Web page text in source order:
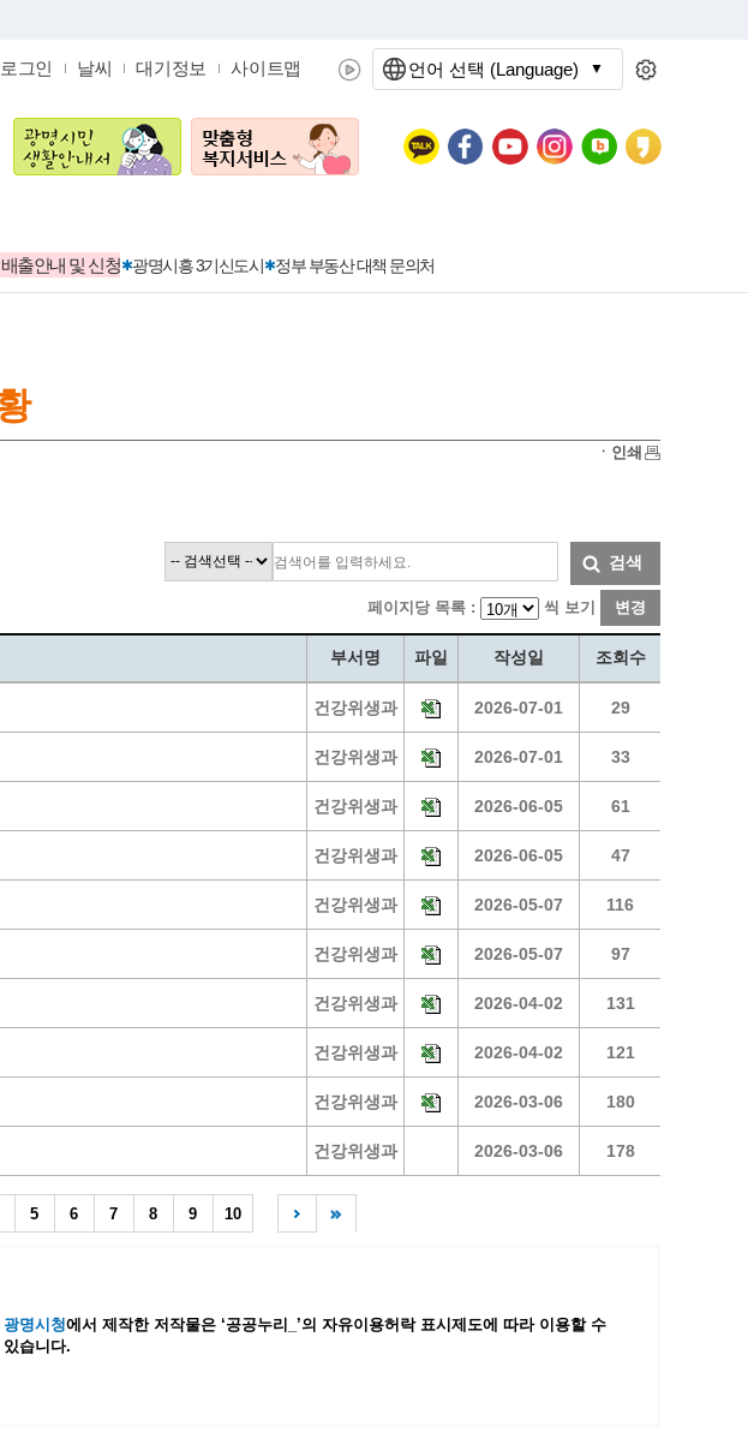
로그인 날씨 대기정보 사이트맵
출안내 및 신청 광명시흥 3기신도시 정부 부동산 대책 문의처
자료실
행정
정보공개현황
통계
사회조사
현황
받을 수 있는 증명
정부24
청탁금지법 온라인 콜센터
365민원실 운영현황
시민옴부즈만 제도 소개
민원서식
길고양이 중성화 신청
신고센터
참여방
시민대상
건의
광명동굴딸기 스마트팜 체험프로그램
주말농장신청
상자텃밭신청
/일자리
기도민회장학회 장학금
지원금 신청
문화관광
착한가격지정업소
편의시설업
파크업 현황
ㆍ인쇄
검색
페이지당 목록 : 씩 보기 변경
부서명 파일 작성일 조회수
건강위생과 2026-07-01 29
건강위생과 2026-07-01 33
건강위생과 2026-06-05 61
건강위생과 2026-06-05 47
건강위생과 2026-05-07 116
건강위생과 2026-05-07 97
건강위생과 2026-04-02 131
건강위생과 2026-04-02 121
건강위생과 2026-03-06 180
건강위생과 2026-03-06 178
5 6 7 8 9 10
광명시청에서 제작한 저작물은 ‘공공누리_’의 자유이용허락 표시제도에 따라 이용할 수
있습니다.
언어 선택 (Language)